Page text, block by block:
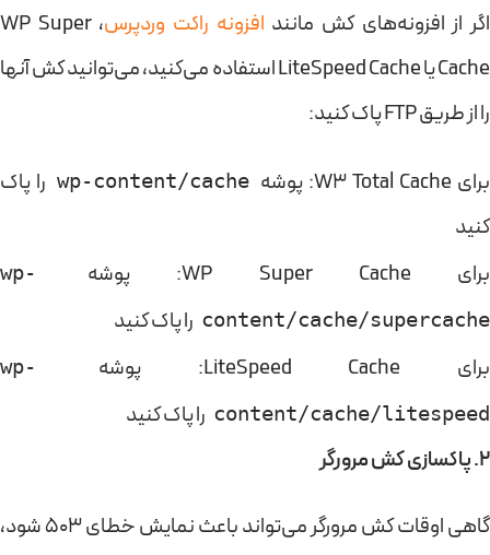
اگر از افزونه‌های کش مانند افزونه راکت وردپرس ، WP Super
Cache یا LiteSpeed Cache استفاده می‌کنید، می‌توانید کش آنها
را از طریق FTP پاک کنید:
برای W3 Total Cache: پوشه wp-content/cache را پاک
کنید
برای WP Super Cache: پوشه
wp-
content/cache/supercache را پاک کنید
برای LiteSpeed Cache: پوشه
wp-
content/cache/litespeed را پاک کنید
2. پاکسازی کش مرورگر
گاهی اوقات کش مرورگر می‌تواند باعث نمایش خطای 503 شود،